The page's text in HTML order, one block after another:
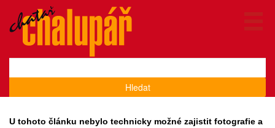
Hledat
U tohoto článku nebylo technicky možné zajistit fotografie a